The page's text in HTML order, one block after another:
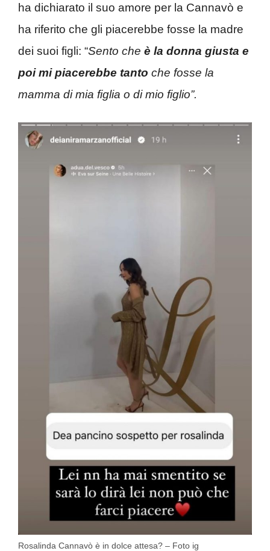
ha dichiarato il suo amore per la Cannavò e
ha riferito che gli piacerebbe fosse la madre
dei suoi figli: “Sento che è la donna giusta e
poi mi piacerebbe tanto che fosse la
mamma di mia figlia o di mio figlio”.
Rosalinda Cannavò è in dolce attesa? – Foto ig